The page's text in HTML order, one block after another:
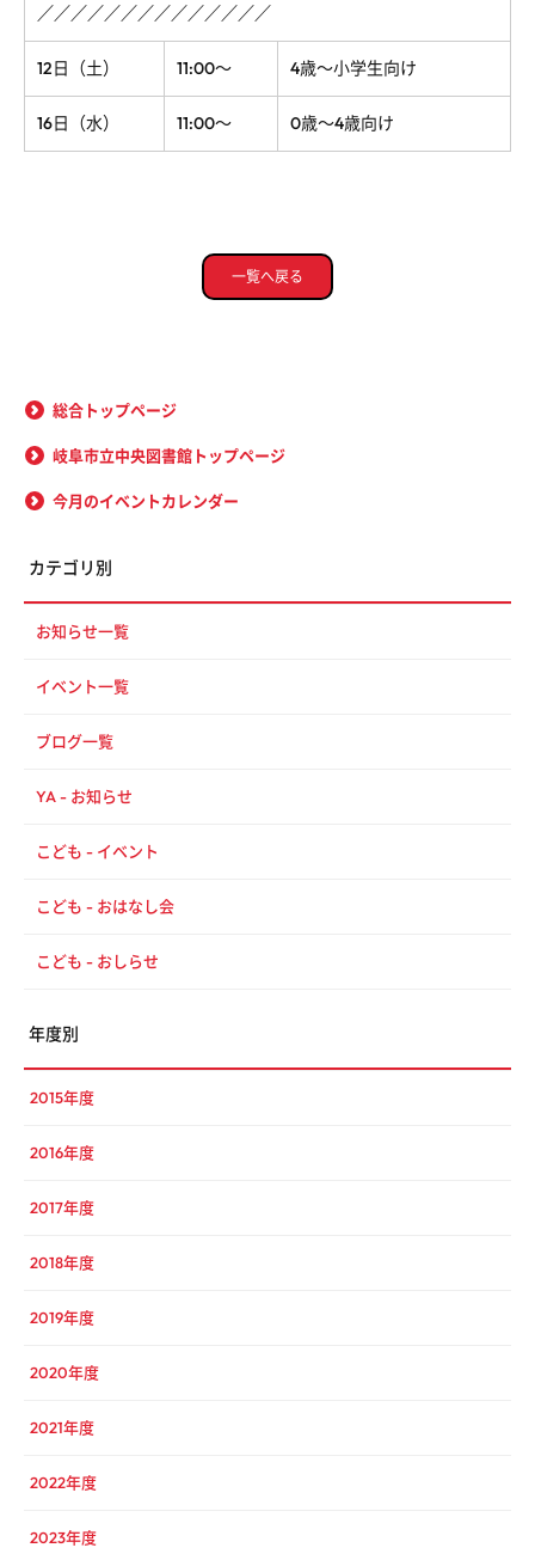
／／／／／／／／／／／／／／
12日（土） 11:00～ 4歳～小学生向け
16日（水） 11:00～ 0歳～4歳向け
一覧へ戻る
総合トップページ
岐阜市立中央図書館トップページ
今月のイベントカレンダー
カテゴリ別
お知らせ一覧
イベント一覧
ブログ一覧
YA - お知らせ
こども - イベント
こども - おはなし会
こども - おしらせ
年度別
2015年度
2016年度
2017年度
2018年度
2019年度
2020年度
2021年度
2022年度
2023年度